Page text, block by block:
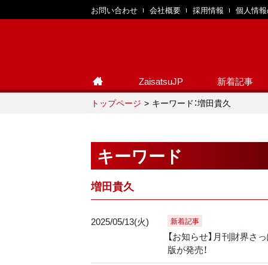
お問い合わせ 会社概要 採用情報 個人情
ZaisatsuJP 新着記事
トップページ キーワード：増田貴久
キーワード
増田貴久
2025/05/13(火) 新着記事
【お知らせ】月刊財界さ
版が発売！